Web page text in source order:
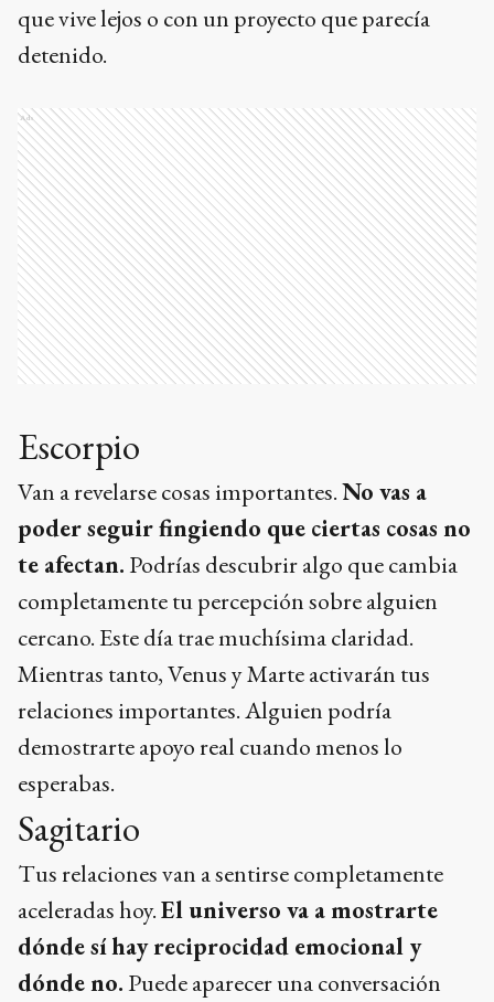
que vive lejos o con un proyecto que parecía
detenido.
Ads
Escorpio
Van a revelarse cosas importantes.No vas a
poder seguir fingiendo que ciertas cosas no
te afectan.Podrías descubrir algo que cambia
completamente tu percepción sobre alguien
cercano. Este día trae muchísima claridad.
Mientras tanto, Venus y Marte activarán tus
relaciones importantes. Alguien podría
demostrarte apoyo real cuando menos lo
esperabas.
Sagitario
Tus relaciones van a sentirse completamente
aceleradas hoy.El universo va a mostrarte
dónde sí hay reciprocidad emocional y
dónde no.Puede aparecer una conversación